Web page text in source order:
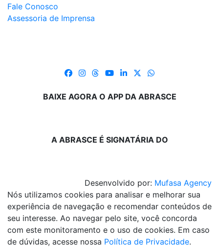
Fale Conosco
Assessoria de Imprensa
BAIXE AGORA O APP DA ABRASCE
A ABRASCE É SIGNATÁRIA DO
Desenvolvido por: Mufasa Agency
Nós utilizamos cookies para analisar e melhorar sua
experiência de navegação e recomendar conteúdos de
seu interesse. Ao navegar pelo site, você concorda
com este monitoramento e o uso de cookies. Em caso
de dúvidas, acesse nossa Política de Privacidade.